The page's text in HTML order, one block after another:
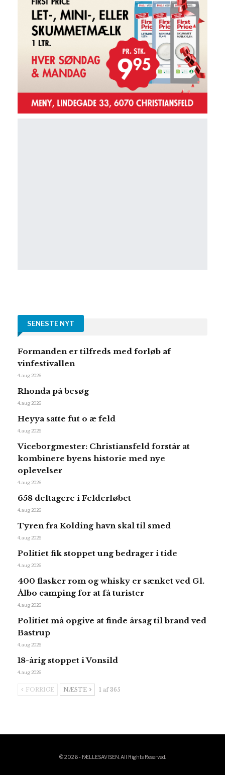
SENESTE NYT
Formanden er tilfreds med forløb af
vinfestivallen
4. aug 2026
Rhonda på besøg
4. aug 2026
Heyya satte fut o æ feld
4. aug 2026
Viceborgmester: Christiansfeld forstår at
kombinere byens historie med nye
oplevelser
4. aug 2026
658 deltagere i Felderløbet
4. aug 2026
Tyren fra Kolding havn skal til smed
4. aug 2026
Politiet fik stoppet ung bedrager i tide
4. aug 2026
400 flasker rom og whisky er sænket ved Gl.
Ålbo camping for at få turister
4. aug 2026
Politiet må opgive at finde årsag til brand ved
Bastrup
4. aug 2026
18-årig stoppet i Vonsild
4. aug 2026
FORRIGE NÆSTE 1 af 365
© 2026 - FÆLLESAVISEN. All Rights Reserved.